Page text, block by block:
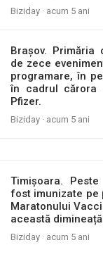
Biziday · acum 5 ani
Brașov. Primăria
de zece
programare, în
în cadrul cărora
Pfizer.
Biziday · acum 5 ani
Timișoara.
fost imunizate pe
Maratonului
această
Biziday · acum 5 ani